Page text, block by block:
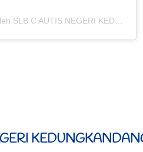
Sebuah kiriman dibagikan oleh SLB C AUTIS NEGERI KEDUNGKANDANG (@slbcautiskdkd)